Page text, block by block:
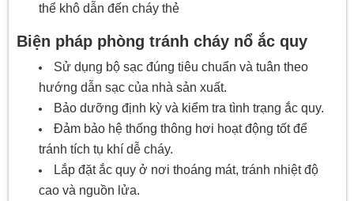
thể khô dẫn đến cháy thẻ
Biện pháp phòng tránh cháy nổ ắc quy
Sử dụng bộ sạc đúng tiêu chuẩn và tuân theo
hướng dẫn sạc của nhà sản xuất.
Bảo dưỡng định kỳ và kiểm tra tình trạng ắc quy.
Đảm bảo hệ thống thông hơi hoạt động tốt để
tránh tích tụ khí dễ cháy.
Lắp đặt ắc quy ở nơi thoáng mát, tránh nhiệt độ
cao và nguồn lửa.